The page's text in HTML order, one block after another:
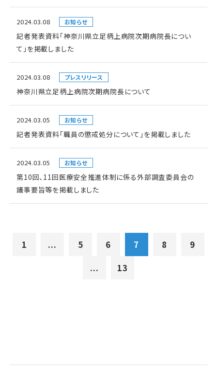
2024.03.08 お知らせ
記者発表資料「神奈川県立足柄上病院次期病院長につい
て」を掲載しました
2024.03.08 プレスリリース
神奈川県立足柄上病院次期病院長について
2024.03.05 お知らせ
記者発表資料「職員の懲戒処分について」を掲載しました
2024.03.05 お知らせ
第10回、11回医療安全推進体制に係る外部調査委員会の
議事要旨等を掲載しました
1 ... 5 6 7 8
9
...
13